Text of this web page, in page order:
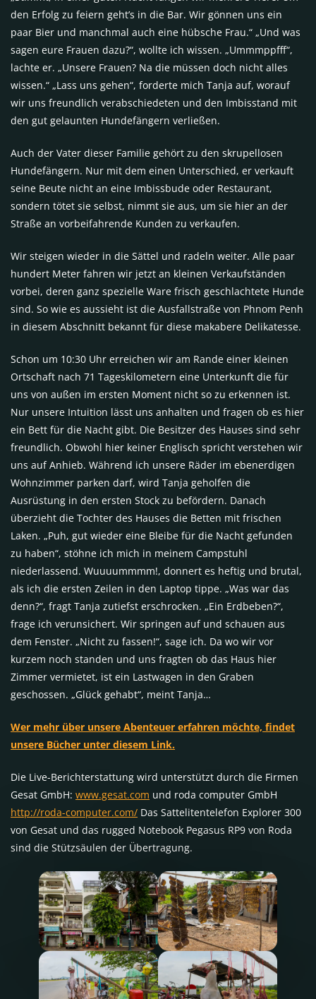
den Erfolg zu feiern geht’s in die Bar. Wir gönnen uns ein
paar Bier und manchmal auch eine hübsche Frau.“ „Und was
sagen eure Frauen dazu?“, wollte ich wissen. „Ummmppfff“,
lachte er. „Unsere Frauen? Na die müssen doch nicht alles
wissen.“ „Lass uns gehen“, forderte mich Tanja auf, worauf
wir uns freundlich verabschiedeten und den Imbisstand mit
den gut gelaunten Hundefängern verließen.
Auch der Vater dieser Familie gehört zu den skrupellosen
Hundefängern. Nur mit dem einen Unterschied, er verkauft
seine Beute nicht an eine Imbissbude oder Restaurant,
sondern tötet sie selbst, nimmt sie aus, um sie hier an der
Straße an vorbeifahrende Kunden zu verkaufen.
Wir steigen wieder in die Sättel und radeln weiter. Alle paar
hundert Meter fahren wir jetzt an kleinen Verkaufständen
vorbei, deren ganz spezielle Ware frisch geschlachtete Hunde
sind. So wie es aussieht ist die Ausfallstraße von Phnom Penh
in diesem Abschnitt bekannt für diese makabere Delikatesse.
Schon um 10:30 Uhr erreichen wir am Rande einer kleinen
Ortschaft nach 71 Tageskilometern eine Unterkunft die für
uns von außen im ersten Moment nicht so zu erkennen ist.
Nur unsere Intuition lässt uns anhalten und fragen ob es hier
ein Bett für die Nacht gibt. Die Besitzer des Hauses sind sehr
freundlich. Obwohl hier keiner Englisch spricht verstehen wir
uns auf Anhieb. Während ich unsere Räder im ebenerdigen
Wohnzimmer parken darf, wird Tanja geholfen die
Ausrüstung in den ersten Stock zu befördern. Danach
überzieht die Tochter des Hauses die Betten mit frischen
Laken. „Puh, gut wieder eine Bleibe für die Nacht gefunden
zu haben“, stöhne ich mich in meinem Campstuhl
niederlassend. Wuuuummmm!, donnert es heftig und brutal,
als ich die ersten Zeilen in den Laptop tippe. „Was war das
denn?“, fragt Tanja zutiefst erschrocken. „Ein Erdbeben?“,
frage ich verunsichert. Wir springen auf und schauen aus
dem Fenster. „Nicht zu fassen!“, sage ich. Da wo wir vor
kurzem noch standen und uns fragten ob das Haus hier
Zimmer vermietet, ist ein Lastwagen in den Graben
geschossen. „Glück gehabt“, meint Tanja…
Wer mehr über unsere Abenteuer erfahren möchte, findet
unsere Bücher unter diesem Link.
Die Live-Berichterstattung wird unterstützt durch die Firmen
Gesat GmbH: www.gesat.com und roda computer GmbH
http://roda-computer.com/ Das Sattelitentelefon Explorer 300
von Gesat und das rugged Notebook Pegasus RP9 von Roda
sind die Stützsäulen der Übertragung.